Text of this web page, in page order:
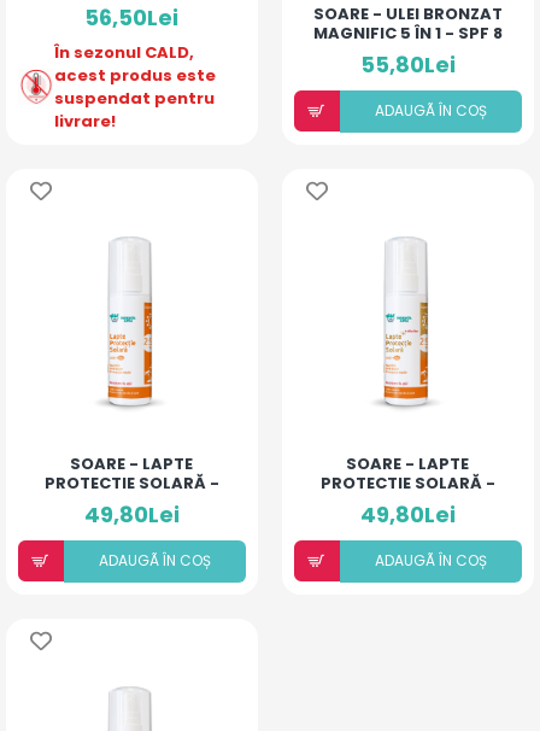
56,50Lei
În sezonul CALD,
acest produs este
suspendat pentru
livrare!
SOARE - ULEI BRONZAT
MAGNIFIC 5 ÎN 1 - SPF 8
55,80Lei
ADAUGÃ ÎN COȘ
SOARE - LAPTE
PROTECTIE SOLARĂ -
SPF 25+
49,80Lei
ADAUGÃ ÎN COȘ
SOARE - LAPTE
PROTECTIE SOLARĂ -
SPF 25+ CU SCLIPICI
49,80Lei
ADAUGÃ ÎN COȘ